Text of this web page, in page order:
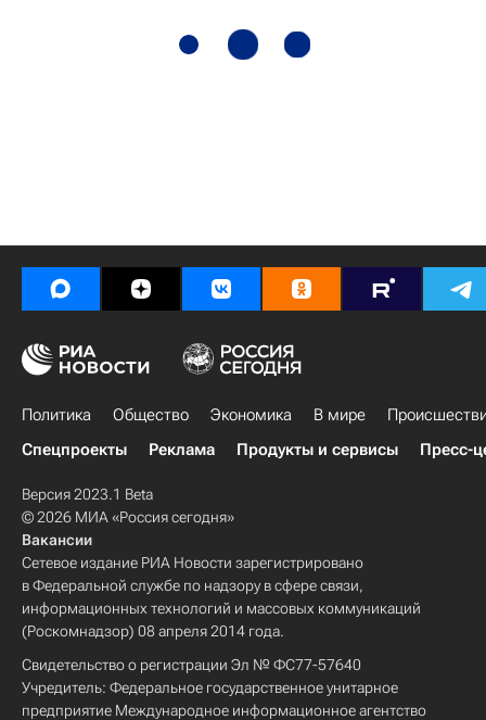
Политика Общество Экономика В мире
Спецпроекты
Реклама Продукты и сервисы Пресс-
Версия 2023.1 Beta
© 2026 МИА «Россия сегодня»
Вакансии
Сетевое издание РИА Новости зарегистрировано
в Федеральной службе по надзору в сфере связи,
информационных технологий и массовых коммуникаций
(Роскомнадзор) 08 апреля 2014 года.
Свидетельство о регистрации Эл № ФС77-57640
Учредитель: Федеральное государственное унитарное
предприятие Международное информационное агентство